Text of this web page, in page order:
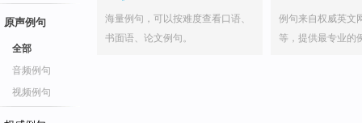
原声例句
全部
音频例句
视频例句
海量例句，可以按难度查看口语、
书面语、论文例句。
例句来自权威英文
等，提供最专业的